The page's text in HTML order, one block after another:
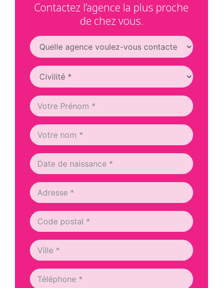
Contactez l’agence la plus proche
de chez vous.